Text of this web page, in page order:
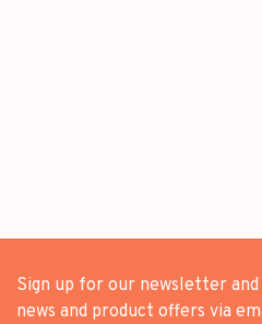
Sign up for our newsletter
news and product offers via